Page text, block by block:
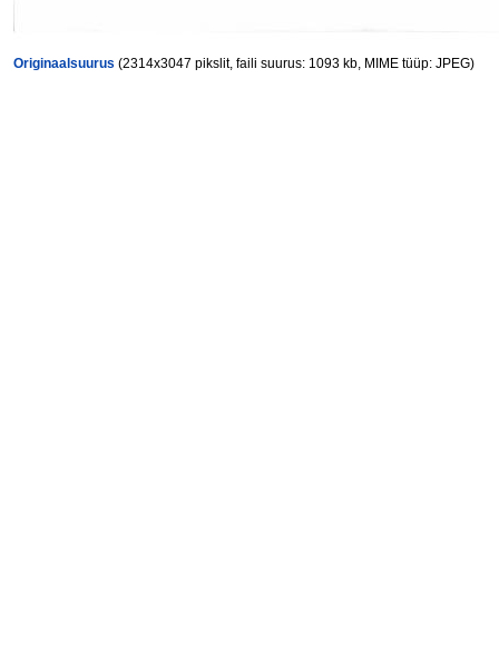
Originaalsuurus (2314x3047 pikslit, faili suurus: 1093 kb, MIME tüüp: JPEG)